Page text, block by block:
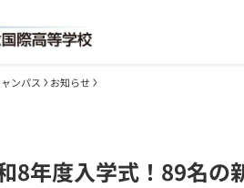
ンパス お知らせ
8年度入学式！89名